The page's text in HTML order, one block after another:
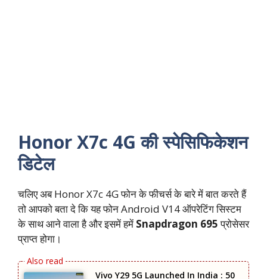
Honor X7c 4G की स्पेसिफिकेशन
डिटेल
चलिए अब Honor X7c 4G फोन के फीचर्स के बारे में बात करते हैं
तो आपको बता दे कि यह फोन Android V14 ऑपरेटिंग सिस्टम
के साथ आने वाला है और इसमें हमें Snapdragon 695प्रोसेसर
प्राप्त होगा।
Vivo Y29 5G Launched In India : 50